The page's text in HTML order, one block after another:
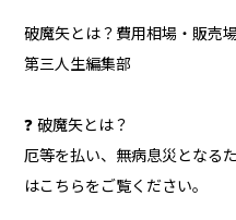
破魔矢とは？費用相場・販売
第三人生編集部
❓ 破魔矢とは？
厄等を払い、無病息災となる
はこちらをご覧ください。